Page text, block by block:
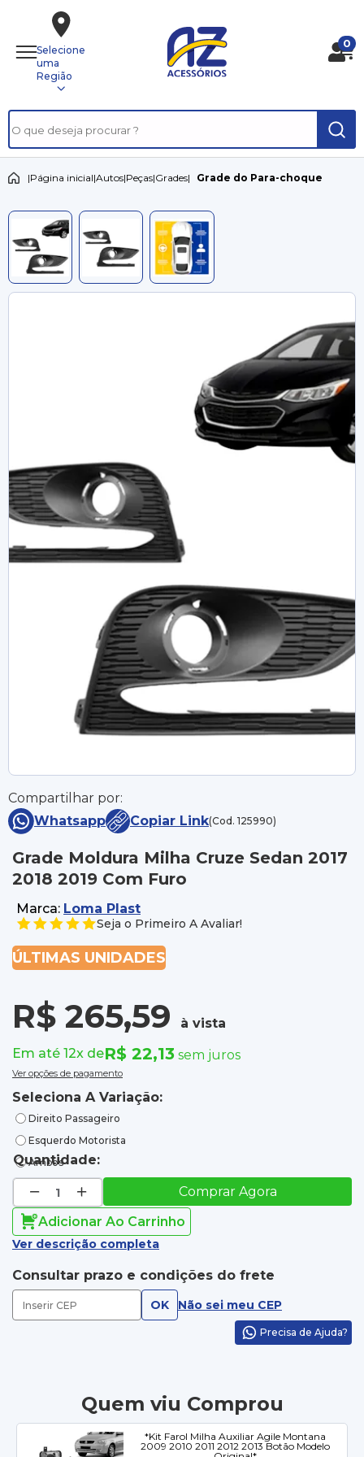
Selecione
uma
Região
0
|Página inicial|Autos|Peças|Grades| Grade do Para-choque
Compartilhar por:
Whatsapp
Copiar Link(Cod. 125990)
Grade Moldura Milha Cruze Sedan 2017
2018 2019 Com Furo
Marca: Loma Plast
Seja o Primeiro A Avaliar!
ÚLTIMAS UNIDADES
R$ 265,59
à vista
Em até 12x deR$ 22,13 sem juros
Ver opções de pagamento
Seleciona A Variação:
Direito Passageiro
Esquerdo Motorista
Ambos
Quantidade:
Comprar Agora
Adicionar Ao Carrinho
Ver descrição completa
Consultar prazo e condições do frete
OK Não sei meu CEP
Precisa de Ajuda?
Quem viu Comprou
*Kit Farol Milha Auxiliar Agile Montana
2009 2010 2011 2012 2013 Botão Modelo